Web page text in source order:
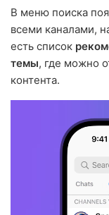
В меню поиска
всеми каналами,
есть список
темы, где можно
контента.